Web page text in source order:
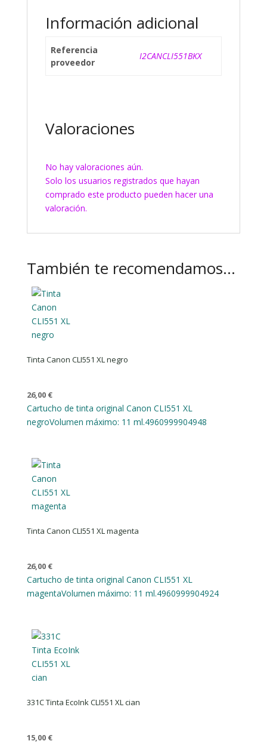
Información adicional
Referencia
proveedor
I2CANCLI551BKX
Valoraciones
No hay valoraciones aún.
Solo los usuarios registrados que hayan
comprado este producto pueden hacer una
valoración.
También te recomendamos…
Tinta Canon CLI551 XL negro
26,00 €
Cartucho de tinta original Canon CLI551 XL
negroVolumen máximo: 11 ml.4960999904948
Tinta Canon CLI551 XL magenta
26,00 €
Cartucho de tinta original Canon CLI551 XL
magentaVolumen máximo: 11 ml.4960999904924
331C Tinta EcoInk CLI551 XL cian
15,00 €